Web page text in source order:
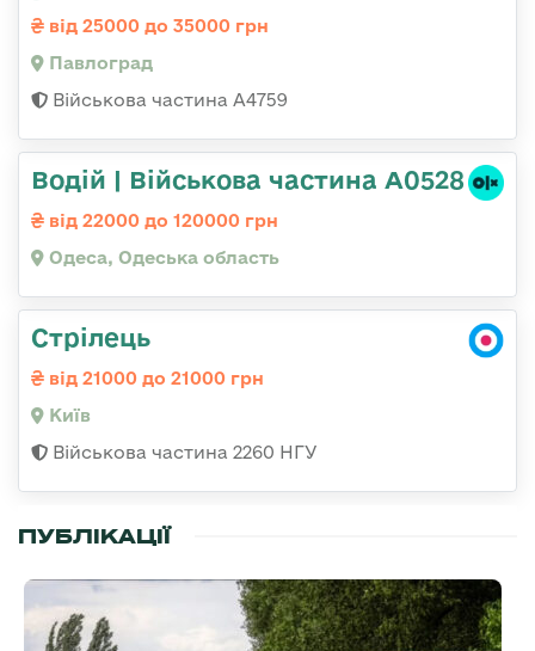
від 25000 до 35000 грн
Павлоград
Військова частина А4759
Водій | Військова частина А0528
від 22000 до 120000 грн
Одеса, Одеська область
Стрілець
від 21000 до 21000 грн
Київ
Військова частина 2260 НГУ
ПУБЛІКАЦІЇ